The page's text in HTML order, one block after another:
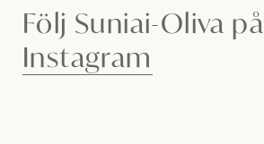
Följ Suniai-Oliva på
Instagram